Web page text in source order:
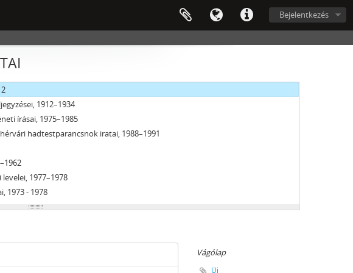
Bejelentkezés
- 2019
PÁRTOK, 1948 - 2012
1912–1934
írásai, 1975–1985
hadtestparancsnok iratai, 1988–1991
1977–1978
1973 - 1978
iratai, 1958–1988
1913–1997
Vágólap
Új